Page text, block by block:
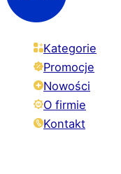
Kategorie
Promocje
Nowości
O firmie
Kontakt